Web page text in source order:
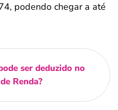
podendo chegar a até
ser deduzido no
Renda?